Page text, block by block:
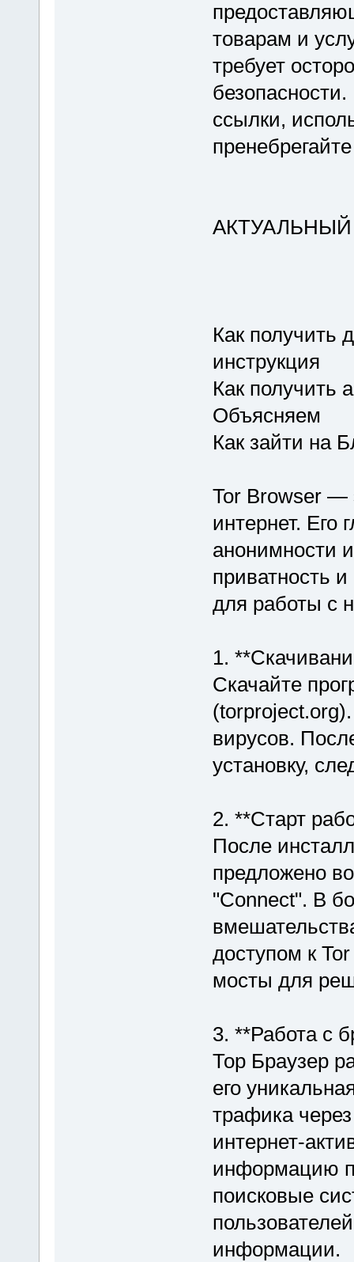
товарам и
требует
ссылки,
Как получить
инструкция
Как получить
Объясняем
Как зайти на
Tor Browser —
интернет. Его
анонимности
приватность
для работы с
1.
Скачайте
вирусов.
установку,
2. **Старт
После
предложено
"Connect". В
доступом к
мосты для
3. **Работа с
Тор Браузер
его
трафика
интернет-
информацию
поисковые
информации.